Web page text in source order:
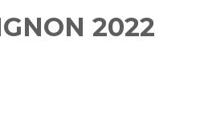
2022